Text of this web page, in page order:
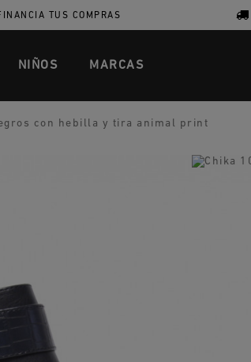
TUS COMPRAS
NIÑOS MARCAS
con hebilla y tira animal print